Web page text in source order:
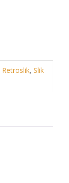
Retroslik, Slik